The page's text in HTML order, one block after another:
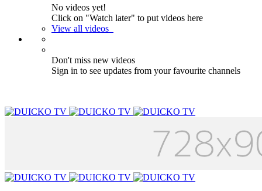
No videos yet!
Click on "Watch later" to put videos here
View all videos
Don't miss new videos
Sign in to see updates from your favourite channels